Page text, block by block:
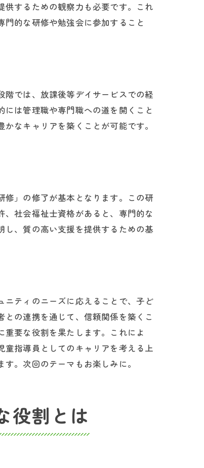
するための観察力も必要です。これ
的な研修や勉強会に参加すること
では、放課後等デイサービスでの経
は管理職や専門職への道を開くこと
なキャリアを築くことが可能です。
修」の修了が基本となります。この研
社会福祉士資格があると、専門的な
、質の高い支援を提供するための基
ニティのニーズに応えることで、子ど
の連携を通じて、信頼関係を築くこ
要な役割を果たします。これによ
指導員としてのキャリアを考える上
。次回のテーマもお楽しみに。
役割とは